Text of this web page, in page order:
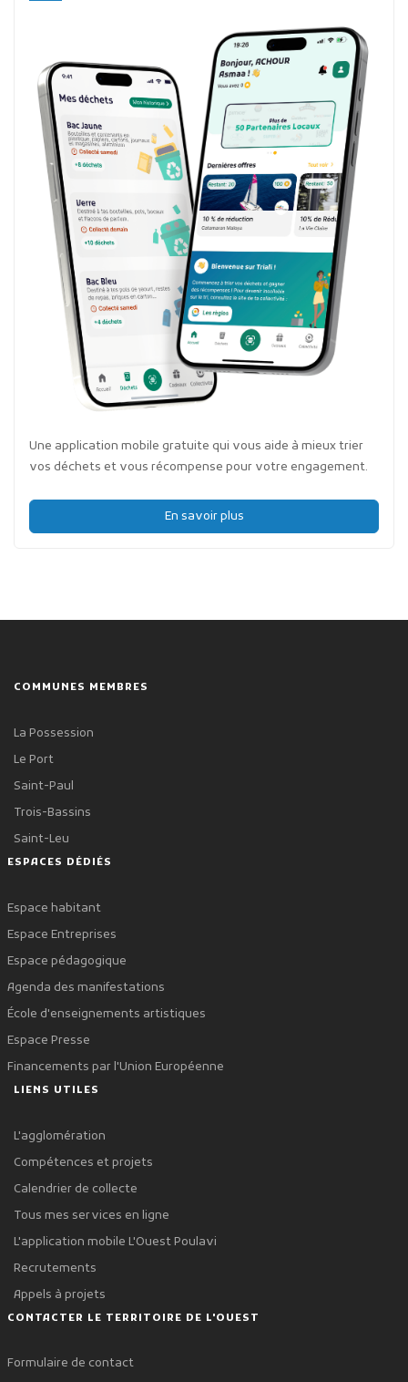
Une application mobile gratuite qui vous aide à mieux trier
vos déchets et vous récompense pour votre engagement.
En savoir plus
COMMUNES MEMBRES
La Possession
Le Port
Saint-Paul
Trois-Bassins
Saint-Leu
ESPACES DÉDIÉS
Espace habitant
Espace Entreprises
Espace pédagogique
Agenda des manifestations
École d'enseignements artistiques
Espace Presse
Financements par l'Union Européenne
LIENS UTILES
L'agglomération
Compétences et projets
Calendrier de collecte
Tous mes services en ligne
L'application mobile L'Ouest Poulavi
Recrutements
Appels à projets
CONTACTER LE TERRITOIRE DE L'OUEST
Formulaire de contact